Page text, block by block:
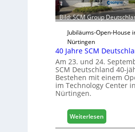
f
ü
r
D
c
+
H
o
2
0
Bild: SCM Group
Jubiläums-Open-House
Nürtingen
40 Jahre SCM
Am 23. und 24.
SCM Deutschland 40-
Bestehen mit einem
im Technology Center in
Nürtingen.
Weiterlesen:
4